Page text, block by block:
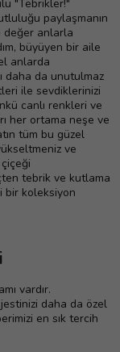
"Tebrikler!"
paylaşmanın
değer anlarla
büyüyen bir aile
anlarda
daha da unutulmaz
ile sevdiklerinizi
canlı renkleri ve
her ortama neşe ve
tüm bu güzel
ve
tebrik ve kutlama
bir koleksiyon
vardır.
daha da özel
en sık tercih